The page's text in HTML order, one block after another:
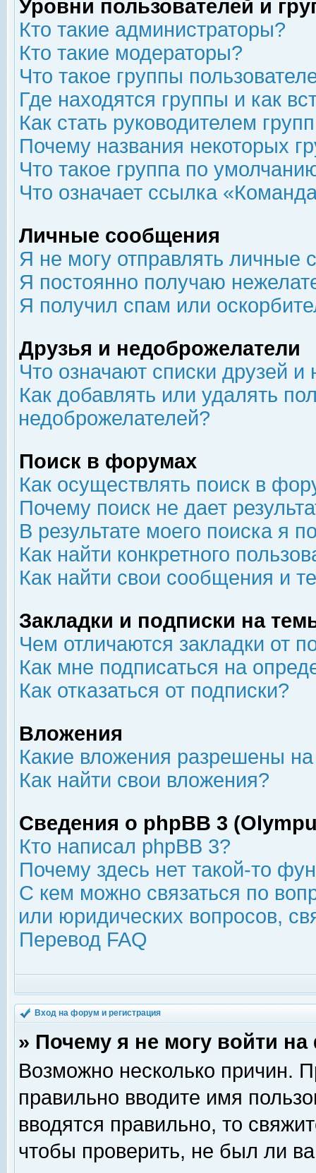
Уровни пользователей и
Кто такие администраторы?
Кто такие модераторы?
Что такое группы
Где находятся группы и как
Как стать руководителем
Почему названия некоторых
Что такое группа по
Что означает ссылка
Личные сообщения
Я не могу отправлять личные
Я постоянно получаю
Я получил спам или
Друзья и недоброжелатели
Что означают списки друзей
Как добавлять или удалять
недоброжелателей?
Поиск в форумах
Как осуществлять поиск в
Почему поиск не дает
В результате моего поиска я
Как найти конкретного
Как найти свои сообщения и
Закладки и подписки на
Чем отличаются закладки от
Как мне подписаться на
Как отказаться от подписки?
Вложения
Какие вложения разрешены
Как найти свои вложения?
Сведения о phpBB 3
Кто написал phpBB 3?
Почему здесь нет такой-то
С кем можно связаться по
или юридических вопросов,
Перевод FAQ
Вход на форум и регистрация
» Почему я не могу войти
Возможно несколько причин.
правильно вводите имя
вводятся правильно, то
чтобы проверить, не был ли